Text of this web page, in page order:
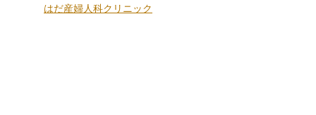
はだ産婦人科クリニック